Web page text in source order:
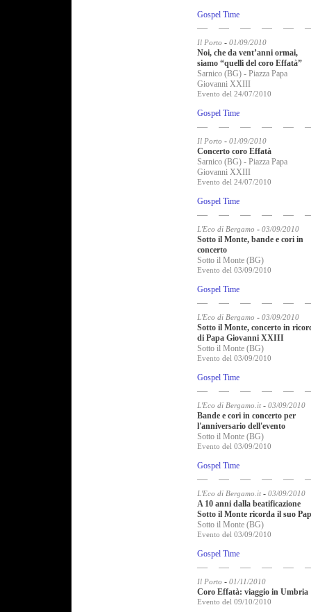
Gospel Time
Il Porto - 01/09/2010
Noi, che da vent’anni ormai,
siamo “quelli del coro Effatà”
Sarnico (BG) - Piazza Papa
Giovanni XXIII
Evento del 24/07/2010
Gospel Time
Il Porto - 01/09/2010
Concerto coro Effatà
Sarnico (BG) - Piazza Papa
Giovanni XXIII
Evento del 24/07/2010
Gospel Time
L'Eco di Bergamo - 03/09/2010
Sotto il Monte, bande e cori in
concerto
Sotto il Monte (BG)
Evento del 03/09/2010
Gospel Time
L'Eco di Bergamo - 03/09/2010
Sotto il Monte, concerto in
di Papa Giovanni XXIII
Sotto il Monte (BG)
Evento del 03/09/2010
Gospel Time
L'Eco di Bergamo.it- 03/09/2010
Bande e cori in concerto per
l'anniversario dell'evento
Sotto il Monte (BG)
Evento del 03/09/2010
Gospel Time
L'Eco di Bergamo.it- 03/09/2010
A 10 anni dalla beatificazione
Sotto il Monte ricorda il suo
Sotto il Monte (BG)
Evento del 03/09/2010
Gospel Time
Il Porto - 01/11/2010
Coro Effatà: viaggio in Umbria
Evento del 09/10/2010